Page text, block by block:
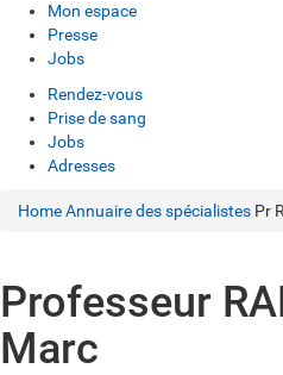
Mon espace
Presse
Jobs
Rendez-vous
Prise de sang
Jobs
Adresses
HomeAnnuaire des spécialistes Pr
Professeur
Marc